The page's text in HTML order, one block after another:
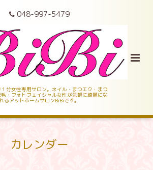
048-997-5479
分女性専用サロン。ネイル・まつエク・まつ
・フォトフェイシャル女性が気軽に綺麗にな
るアットホームサロンBiBiです。
カレンダー